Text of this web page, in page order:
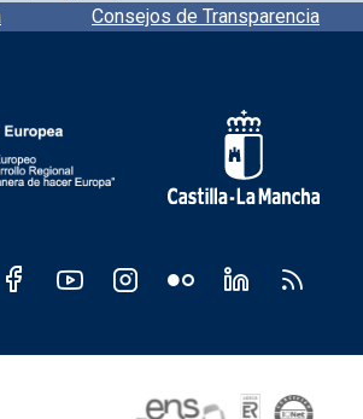
Consejos de Transparencia